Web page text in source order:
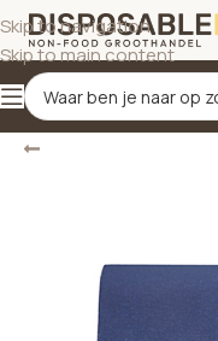
Skip to navigation
Skip to main content
Terug Home/